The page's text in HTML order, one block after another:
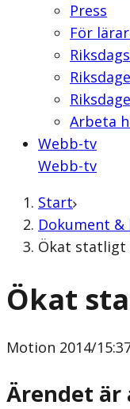
Press
För
Arbeta
Webb-tv
Webb-tv
Start
Dokument &
Ökat statligt
Ökat
Motion 2014/
Ärendet är